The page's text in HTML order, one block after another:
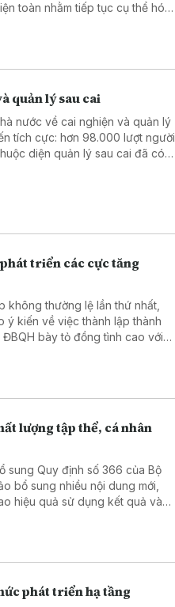
toàn nhằm tiếp tục cụ thể hóa
quản lý sau cai
nước về cai nghiện và quản lý
tích cực: hơn 98.000 lượt người
diện quản lý sau cai đã có
triển các cực tăng
không thường lệ lần thứ nhất,
ý kiến về việc thành lập thành
bày tỏ đồng tình cao với
lượng tập thể, cá nhân
sung Quy định số 366 của Bộ
bổ sung nhiều nội dung mới,
hiệu quả sử dụng kết quả và
phát triển hạ tầng